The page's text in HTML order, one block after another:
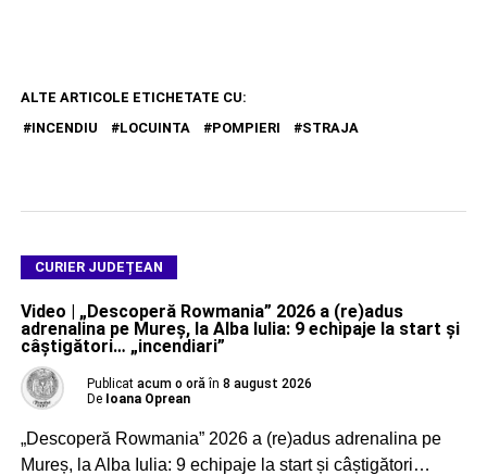
ALTE ARTICOLE ETICHETATE CU:
INCENDIU
LOCUINTA POMPIERI STRAJA
CURIER JUDEȚEAN
Video | „Descoperă Rowmania” 2026 a (re)adus
adrenalina pe Mureș, la Alba Iulia: 9 echipaje la start și
câștigători… „incendiari”
Publicat acum o oră în 8 august 2026
De Ioana Oprean
„Descoperă Rowmania” 2026 a (re)adus adrenalina pe
Mureș, la Alba Iulia: 9 echipaje la start și câștigători…